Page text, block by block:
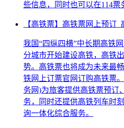
些信息，同时也可以在114票
【高铁票】高铁票网上预订
我国“四纵四横”中长期高铁
分城市开始建设高铁，高铁
势。高铁票也将成为未来最
铁网上订票官网订购高铁票
务网)为旅客提供高铁票预订
务，同时还提供高铁列车时
询一体化综合服务。